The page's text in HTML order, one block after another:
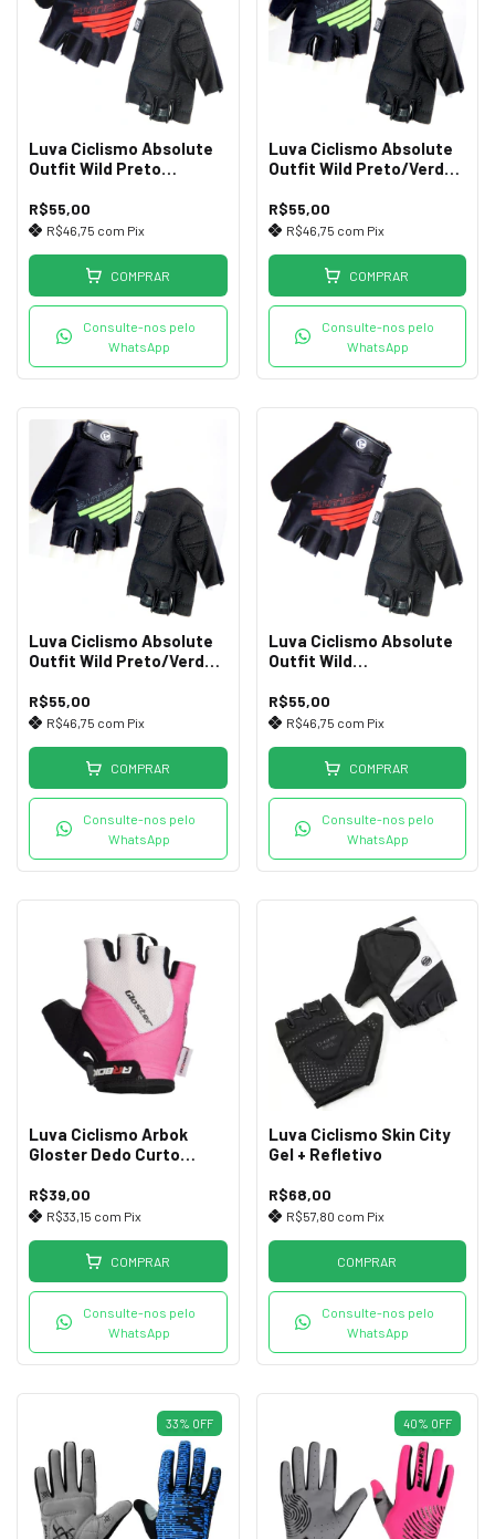
Luva Ciclismo Absolute
Outfit Wild Preto
R$55,00
R$46,75 com Pix
COMPRAR
Consulte-nos pelo
WhatsApp
Luva Ciclismo Absolute
Outfit Wild Preto/Verde
R$55,00
R$46,75 com Pix
COMPRAR
Consulte-nos pelo
WhatsApp
Luva Ciclismo Absolute
Outfit Wild Preto/Verde
R$55,00
R$46,75 com Pix
COMPRAR
Consulte-nos pelo
WhatsApp
Luva Ciclismo Absolute
Outfit Wild
R$55,00
R$46,75 com Pix
COMPRAR
Consulte-nos pelo
WhatsApp
Luva Ciclismo Arbok
Gloster Dedo Curto
R$39,00
R$33,15 com Pix
COMPRAR
Consulte-nos pelo
WhatsApp
Luva Ciclismo Skin City
Gel + Refletivo
R$68,00
R$57,80 com Pix
COMPRAR
Consulte-nos pelo
WhatsApp
33% OFF 40% OFF